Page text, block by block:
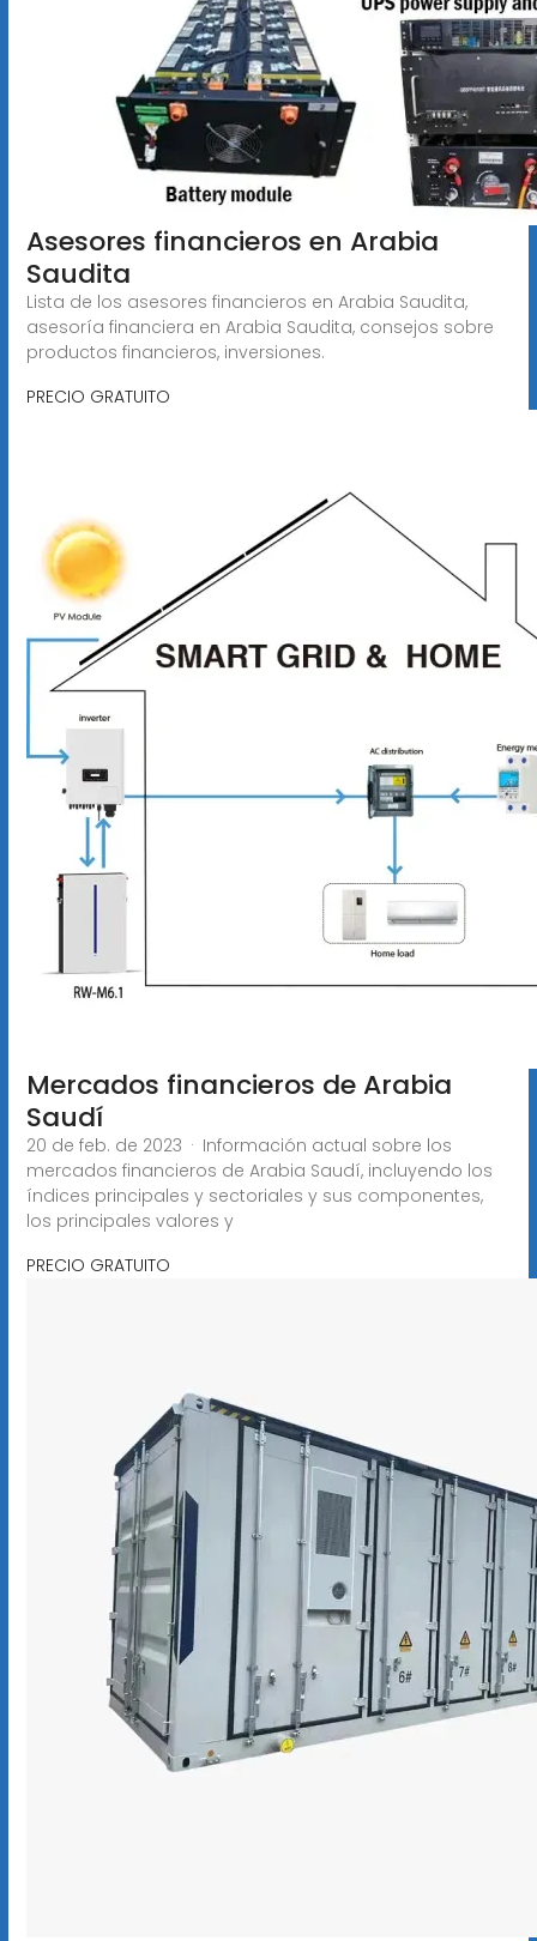
Asesores financieros en Arabia
Saudita
Lista de los asesores financieros en Arabia Saudita,
asesoría financiera en Arabia Saudita, consejos sobre
productos financieros, inversiones.
PRECIO GRATUITO
Mercados financieros de Arabia
Saudí
20 de feb. de 2023 · Información actual sobre los
mercados financieros de Arabia Saudí, incluyendo los
índices principales y sectoriales y sus componentes,
los principales valores y
PRECIO GRATUITO